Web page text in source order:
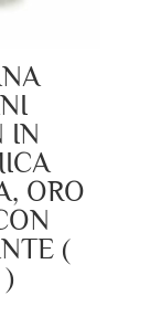
IN
ORO
(
)